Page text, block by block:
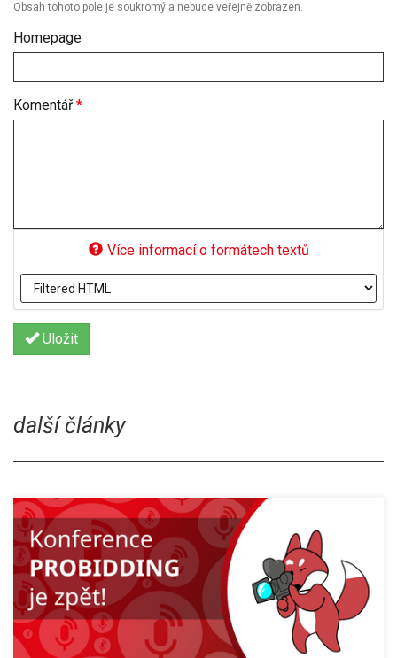
Obsah tohoto pole je soukromý a nebude veřejně zobrazen.
Homepage
Komentář*
Více informací o formátech textů
Uložit
další články